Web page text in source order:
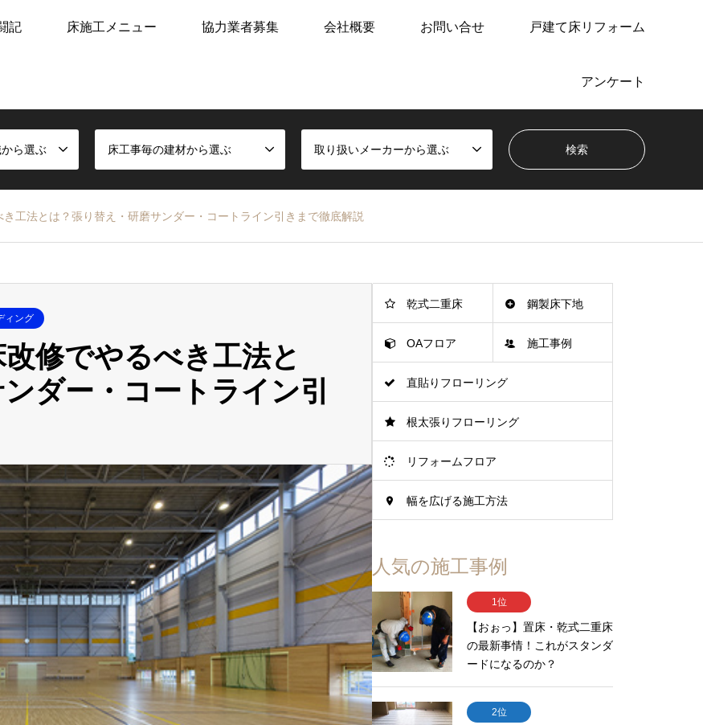
記 床施工メニュー 協力業者募集 会社概要 お問い合せ 戸建て床リフォーム
アンケート
ら選ぶ 床工事毎の建材から選ぶ 取り扱いメーカーから選ぶ
工法とは？張り替え・研磨サンダー・コートライン引きまで徹底解説
ィング
修でやるべき工法と
ダー・コートライン引
乾式二重床 鋼製床下地
OAフロア 施工事例
直貼りフローリング
根太張りフローリング
リフォームフロア
幅を広げる施工方法
人気の施工事例
1位
【おぉっ】置床・乾式二重床
の最新事情！これがスタンダ
ードになるのか？
2位